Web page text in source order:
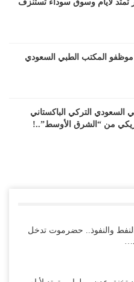
تمتد لأيام وسوق سوداء تستنزف
موظفو المكتب الطبي السعودي
السعودي التركي الباكستاني
من “الشرق الأوسط”..!
ضد السعودية بعصيان مدني
السعودية على ابناء
والنفوذ.. حضرموت تدخل